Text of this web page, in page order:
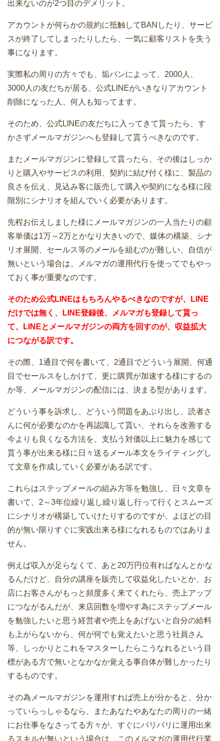
出来ないのが2つ目のデメリット。
アカウントが何らかの規約に抵触してBANしたり、サービ
スが終了してしまったりしたら、一気に顧客リストを失う
事になります。
実際私の周りの方々でも、垢バンによって、2000人、
3000人の友だちが居る、公式LINEがいきなりアカウント
削除になった人、何人も知ってます。
そのため、公式LINEの友だちに入ってきて貰ったら、す
かさずメールマガジンへも登録して貰うべきなのです。
またメールマガジンに登録して貰ったら、その後はしっか
りと購入やサービスの利用、契約に結び付く様に、製品の
良さを伝え、見込み客に販売して購入や契約になる様に段
階別にシナリオを組んでいく必要があります。
先程お伝えしました様にメールマガジンの一人当たりの顧
客単価は1万～2万とかなり大きいので、媒体の構築、シナ
リオ展開、セールス等のメールを組むのが難しい、自信が
無いという場合は、メルマガの運用代行を使ってでもやっ
ておく事が重要なのです。
そのため公式LINEはもちろんやるべきなのですが、LINE
だけでは無く、LINE登録後、メルマガも登録して貰っ
て、LINEとメールマガジンの両方を回すのが、収益拡大
につながる訳です。
その際、1通目で何を書いて、2通目でどういう展開、何通
目でセールスをしかけて、更に購買が加速する様にするの
か等、メールマガジンの配信には、決まる型があります。
どういう事を訴求し、どういう問題をあぶり出し、読者さ
んに何が必要なのかを再認識して貰い、それらを改善する
今よりも良くなる方法を、支払う対価以上に魅力を感じて
貰う事が出来る様に日々送るメール本文をライティングし
て文章を作成していく必要がある訳です。
これらはステップメールの組み方等を勉強し、日々文章を
書いて、2～3年位繰り返し繰り返し行って行くとスムーズ
にシナリオが構築していけたりするのですが、よほどの目
的が無い限りすぐに実践出来る様になれるものではありま
せん。
例えば収入が足らなくて、あと20万円位有ればなんとかな
るんだけど、自分の講座を販売して収益化したいとか、お
店にお客さんがもっと頻度多く来てくれたら、売上アップ
につながるんだが、来店回数を増やす為にステップメール
を勉強したいと思う経営者や売上をあげないと自分の給料
も上がらないから、何が何でも覚えたいと思う社員さん
等、しっかりとこれをマスターしたらこうなれるという目
標がある方で無いとなかなか覚える事自体が難しかったり
するものです。
その為メールマガジンを運用すれば売上が分かると、分か
っていらっしゃるなら、またあなたやあなたの周りの一緒
にお仕事をなさってる方々が、すぐにバリバリに運用出来
るスキルが無いという場合は、このメルマガの運用代行業